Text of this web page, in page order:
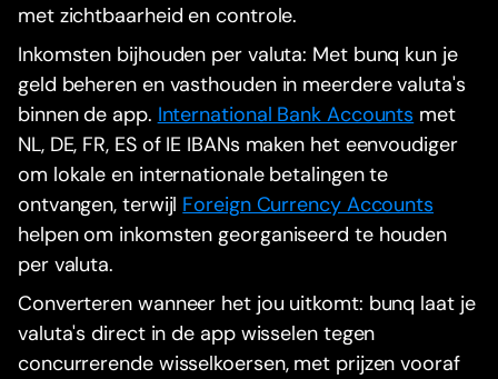
met zichtbaarheid en controle.
Inkomsten bijhouden per valuta: Met bunq kun je
geld beheren en vasthouden in meerdere valuta's
binnen de app. International Bank Accounts met
NL, DE, FR, ES of IE IBANs maken het eenvoudiger
om lokale en internationale betalingen te
ontvangen, terwijl Foreign Currency Accounts
helpen om inkomsten georganiseerd te houden
per valuta.
Converteren wanneer het jou uitkomt: bunq laat je
valuta's direct in de app wisselen tegen
concurrerende wisselkoersen, met prijzen vooraf